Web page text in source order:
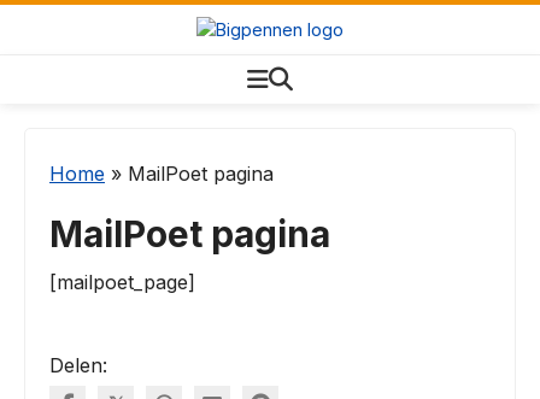
Home » MailPoet pagina
MailPoet pagina
[mailpoet_page]
Delen: